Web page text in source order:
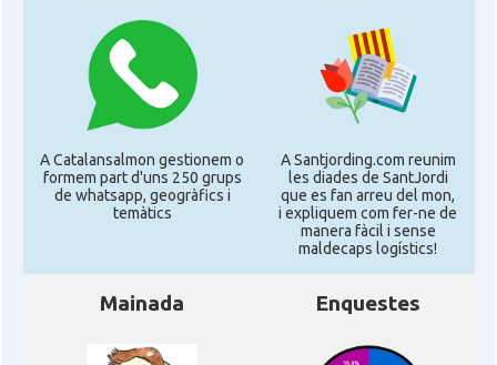
A Catalansalmon gestionem o
formem part d'uns 250 grups
de whatsapp, geogràfics i
temàtics
A Santjording.com reunim
les diades de SantJordi
que es fan arreu del mon,
i expliquem com fer-ne de
manera fàcil i sense
maldecaps logí­stics!
Mainada Enquestes